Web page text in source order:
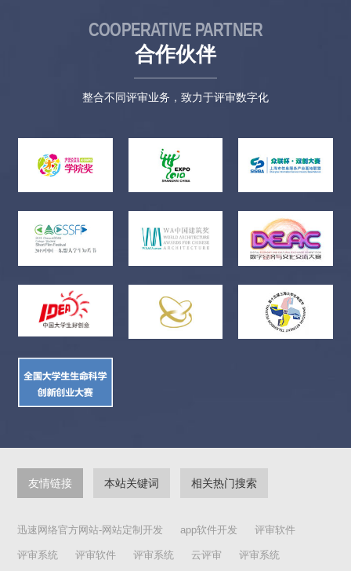
编、联系电话、展览名称，并粘贴身份证复印件。作品照片截稿
时间：自本通知发布之日起至2021年3月1日止，以收件地邮戳为
准。照片收件地址北京市朝阳区北沙滩一号院32号楼中国美协邮
编：100083收件人：安明办公电话：010-59759385信封备注：丝
路·新纽带——中国画 3.复评：作品初评结果将在中国美术家协会
邮寄，防止邮寄中破损遗失）。 原作背面右下角请注明：姓名
（以身份证为准，要求身份信息真实、准确有效）、作品名（与
画面相同）、尺寸（高×宽cm）、详细联系地址、邮编、联系电
创作品，严禁使用高仿、抄袭他人、复制自己作品参展。否则造
成任何法律纠纷，作者自负，并在中国美协网站进行公告，取消
其参展资格。中国美协现已启动评选识别排重系统，与历次展览
参展作品进行排查，凡重复的作品一律取消参展资格。07、作者
的一次条件。2.入选作品前20件由主办方收藏。按序前10幅作品
收藏费10万元，后10幅作品收藏费5万元。3.入选作品前20件作品
将受邀参加“丝路·新纽带——三千大千世界”展览进行海内外巡
证书，收藏单位向收藏作者颁发收藏证书。 08、其他事项 1.主办
单位对参展作品有展览、研究、摄影、录像、出版及宣传权。2.
凡送作品参评、参展作者，视为已确认并遵守本征稿通知的各项
规定。展览信息可登录中国美术家协会网站
COOPERATIVE PARTNER
合作伙伴
整合不同评审业务，致力于评审数字化
友情链接 本站关键词 相关热门搜索
迅速网络官方网站-网站定制开发 app软件开发 评审软件
评审系统 评审软件 评审系统 云评审 评审系统